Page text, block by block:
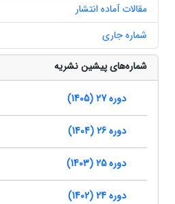
مقالات آماده انتشار
شماره جاری
شماره‌های پیشین نشریه
دوره 27 (1405)
دوره 26 (1404)
دوره 25 (1403)
دوره 24 (1402)